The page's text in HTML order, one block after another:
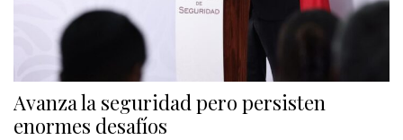
Avanza la seguridad pero persisten
enormes desafíos